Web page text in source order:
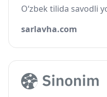
O‘zbek tilida savodli
sarlavha.com